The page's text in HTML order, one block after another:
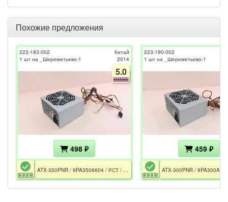
Похожие предложения
223-183-002
1 шт на _Шереметьево-1
Китай
2014
5.0
498 ₽
ATX-350PNR / 9PA3506604 / РСТ / 350W / ATX12V v2.0 / 2xRail 12V / FAN 120mm / AFC / CPU EPS 4pin
223-190-002
1 шт на _Шереметьево-1
459 ₽